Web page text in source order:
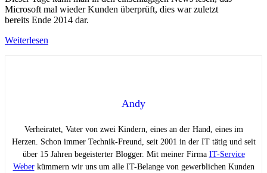
Microsoft mal wieder Kunden überprüft, dies war zuletzt
bereits Ende 2014 dar.
Weiterlesen
Andy
Verheiratet, Vater von zwei Kindern, eines an der Hand, eines im
Herzen. Schon immer Technik-Freund, seit 2001 in der IT tätig und seit
über 15 Jahren begeisterter Blogger. Mit meiner Firma IT-Service
Weberkümmern wir uns um alle IT-Belange von gewerblichen Kunden